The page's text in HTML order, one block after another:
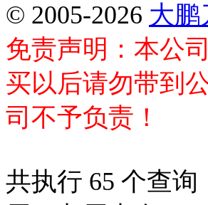
© 2005-2026 大鹏
免责声明：本公
买以后请勿带到
司不予负责！
共执行 65 个查询